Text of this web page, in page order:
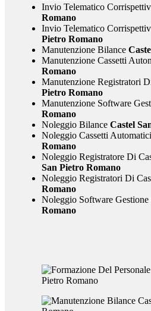
Invio Telematico
Romano
Invio Telematico
Pietro Romano
Manutenzione Bilance
Manutenzione Cassetti
Romano
Manutenzione Registratori
Pietro Romano
Manutenzione Software
Romano
Noleggio BilanceCastel
Noleggio Cassetti Automatici
Romano
Noleggio Registratore Di
San Pietro Romano
Noleggio Registratori Di
Romano
Noleggio Software Gestione
Romano